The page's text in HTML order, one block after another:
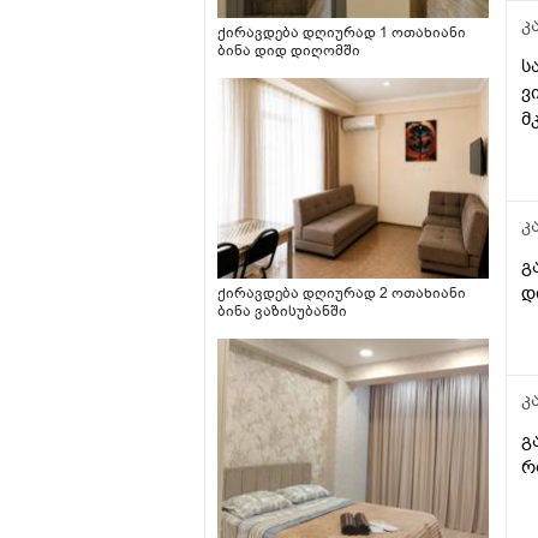
ქირავდება დღიურად 1 ოთახიანი
ბინა დიდ დიღომში
ქირავდება დღიურად 2 ოთახიანი
ბინა ვაზისუბანში